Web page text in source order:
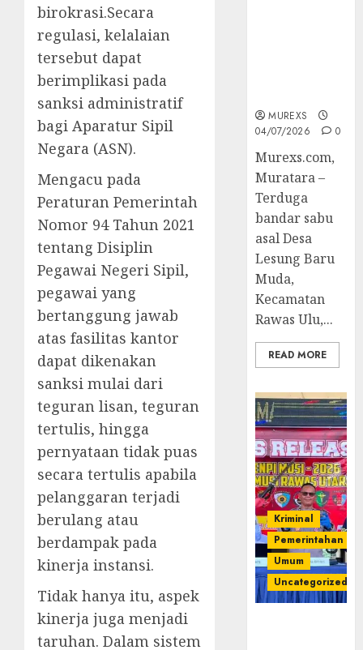
birokrasi.Secara
regulasi, kelalaian
tersebut dapat
berimplikasi pada
sanksi administratif
bagi Aparatur Sipil
Negara (ASN).
Mengacu pada
Peraturan Pemerintah
Nomor 94 Tahun 2021
tentang Disiplin
Pegawai Negeri Sipil,
pegawai yang
bertanggung jawab
atas fasilitas kantor
dapat dikenakan
sanksi mulai dari
teguran lisan, teguran
tertulis, hingga
pernyataan tidak puas
secara tertulis apabila
pelanggaran terjadi
berulang atau
berdampak pada
kinerja instansi.
Tidak hanya itu, aspek
kinerja juga menjadi
taruhan. Dalam sistem
MUREXS
04/07/2026
0
Murexs.com,
Muratara –
Terduga
bandar sabu
asal Desa
Lesung Baru
Muda,
Kecamatan
Rawas Ulu,...
READ MORE
Kriminal
Pemerintahan
Umum
Uncategorized